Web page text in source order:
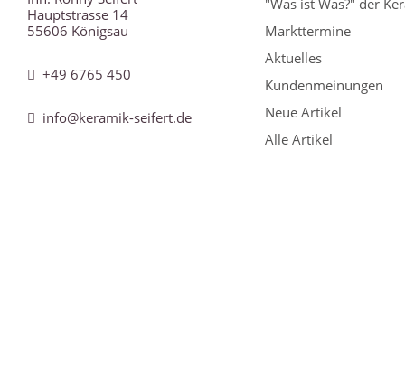
Hauptstrasse 14
55606 Königsau
+49 6765 450
info@keramik-seifert.de
Markttermine
Aktuelles
Kundenmeinungen
Neue Artikel
Alle Artikel